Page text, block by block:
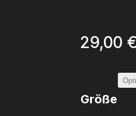
29,00 €
Größe